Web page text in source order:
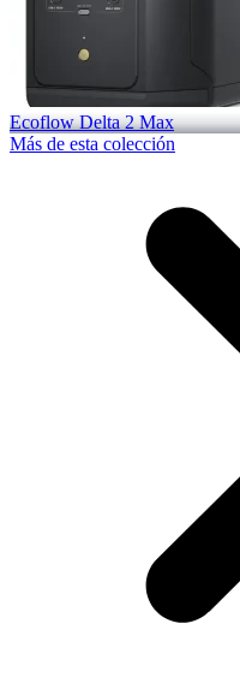
Ecoflow Delta 2 Max
Más de esta colección